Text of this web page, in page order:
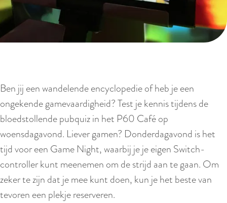
V
Ben jij een wandelende encyclopedie of heb je een
ongekende gamevaardigheid? Test je kennis tijdens de
bloedstollende pubquiz in het P60 Café op
woensdagavond. Liever gamen? Donderdagavond is het
tijd voor een Game Night, waarbij je je eigen Switch-
controller kunt meenemen om de strijd aan te gaan. Om
zeker te zijn dat je mee kunt doen, kun je het beste van
tevoren een plekje reserveren.